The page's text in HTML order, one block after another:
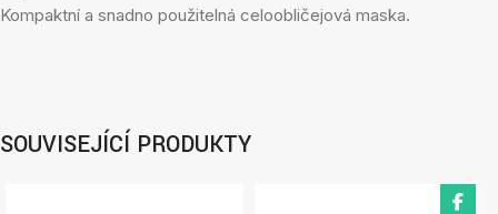
Kompaktní a snadno použitelná celoobličejová maska.
SOUVISEJÍCÍ PRODUKTY